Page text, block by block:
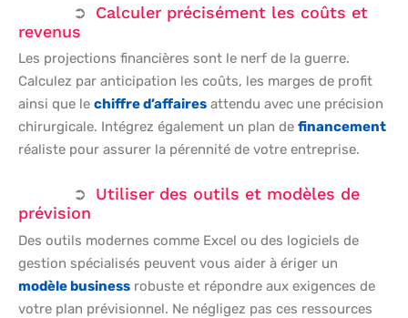
Calculer précisément les coûts et
revenus
Les projections financières sont le nerf de la guerre.
Calculez par anticipation les coûts, les marges de profit
ainsi que le chiffre d’affaires attendu avec une précision
chirurgicale. Intégrez également un plan de financement
réaliste pour assurer la pérennité de votre entreprise.
Utiliser des outils et modèles de
prévision
Des outils modernes comme Excel ou des logiciels de
gestion spécialisés peuvent vous aider à ériger un
modèle business robuste et répondre aux exigences de
votre plan prévisionnel. Ne négligez pas ces ressources